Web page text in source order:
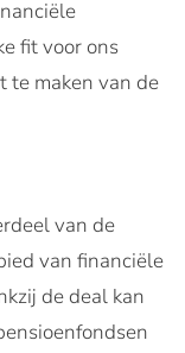
fit voor ons
te maken van de
van de
van financiële
de deal kan